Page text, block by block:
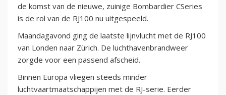
de komst van de nieuwe, zuinige Bombardier CSeries
is de rol van de RJ100 nu uitgespeeld.
Maandagavond ging de laatste lijnvlucht met de RJ100
van Londen naar Zürich. De luchthavenbrandweer
zorgde voor een passend afscheid.
Binnen Europa vliegen steeds minder
luchtvaartmaatschappijen met de RJ-serie. Eerder